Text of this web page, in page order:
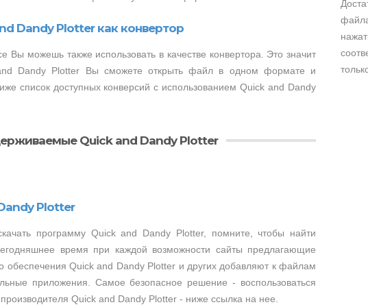
Dandy Plotter как конвертор
Вы можешь также использовать в качестве конвертора. Это значит
Dandy Plotter Вы сможете открыть файл в одном формате и
список доступных конверсий с использованием Quick and Dandy
Quick and Dandy Plotter
Plotter
программу Quick and Dandy Plotter, помните, чтобы найти
время при каждой возможности сайты предлагающие
обеспечения Quick and Dandy Plotter и других добавляют к файлам
приложения. Самое безопасное решение - воспользоваться
Quick and Dandy Plotter - ниже ссылка на нее.